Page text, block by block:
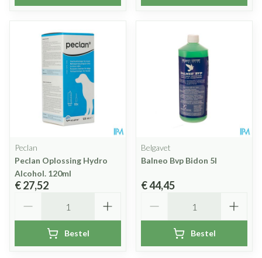
Peclan
Peclan Oplossing Hydro
Alcohol. 120ml
€ 27,52
Bestel
Belgavet
Balneo Bvp Bidon 5l
€ 44,45
Bestel